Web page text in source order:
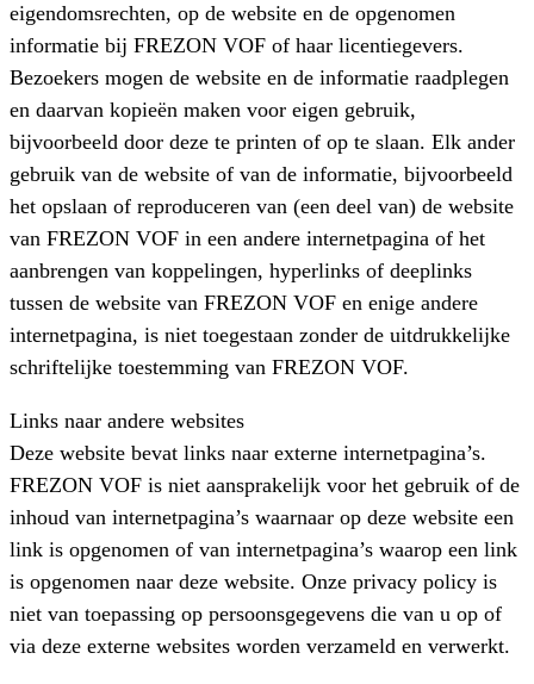
eigendomsrechten, op de website en de opgenomen
informatie bij FREZON VOF of haar licentiegevers.
Bezoekers mogen de website en de informatie raadplegen
en daarvan kopieën maken voor eigen gebruik,
bijvoorbeeld door deze te printen of op te slaan. Elk ander
gebruik van de website of van de informatie, bijvoorbeeld
het opslaan of reproduceren van (een deel van) de website
van FREZON VOF in een andere internetpagina of het
aanbrengen van koppelingen, hyperlinks of deeplinks
tussen de website van FREZON VOF en enige andere
internetpagina, is niet toegestaan zonder de uitdrukkelijke
schriftelijke toestemming van FREZON VOF.
Links naar andere websites
Deze website bevat links naar externe internetpagina’s.
FREZON VOF is niet aansprakelijk voor het gebruik of de
inhoud van internetpagina’s waarnaar op deze website een
link is opgenomen of van internetpagina’s waarop een link
is opgenomen naar deze website. Onze privacy policy is
niet van toepassing op persoonsgegevens die van u op of
via deze externe websites worden verzameld en verwerkt.